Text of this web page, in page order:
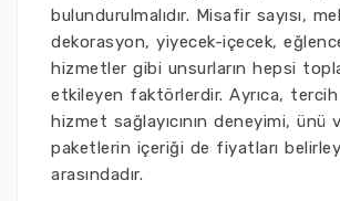
bulundurulmalıdır. Misafir sayısı,
dekorasyon, yiyecek-içecek,
hizmetler gibi unsurların hepsi
etkileyen faktörlerdir. Ayrıca,
hizmet sağlayıcının deneyimi, ünü
paketlerin içeriği de fiyatları
arasındadır.